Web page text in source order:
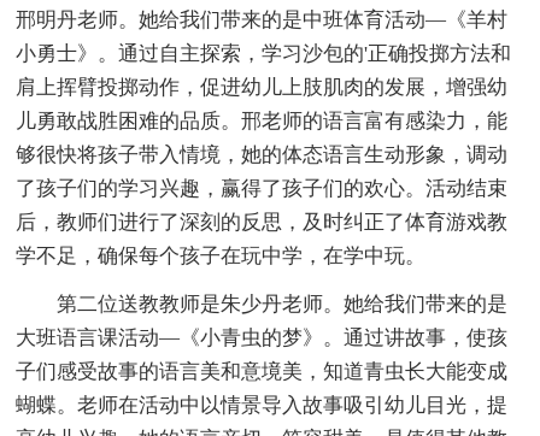
邢明丹老师。她给我们带来的是中班体育活动—《羊村
小勇士》。通过自主探索，学习沙包的'正确投掷方法和
肩上挥臂投掷动作，促进幼儿上肢肌肉的发展，增强幼
儿勇敢战胜困难的品质。邢老师的语言富有感染力，能
够很快将孩子带入情境，她的体态语言生动形象，调动
了孩子们的学习兴趣，赢得了孩子们的欢心。活动结束
后，教师们进行了深刻的反思，及时纠正了体育游戏教
学不足，确保每个孩子在玩中学，在学中玩。
第二位送教教师是朱少丹老师。她给我们带来的是
大班语言课活动—《小青虫的梦》。通过讲故事，使孩
子们感受故事的语言美和意境美，知道青虫长大能变成
蝴蝶。老师在活动中以情景导入故事吸引幼儿目光，提